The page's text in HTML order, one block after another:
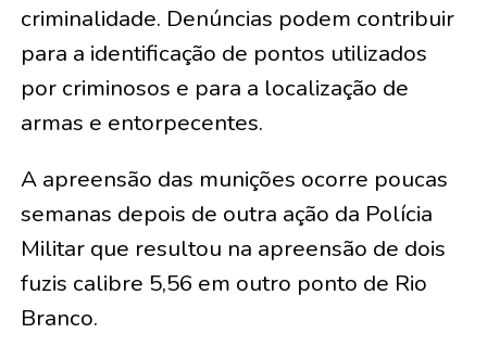
criminalidade. Denúncias podem contribuir
para a identificação de pontos utilizados
por criminosos e para a localização de
armas e entorpecentes.
A apreensão das munições ocorre poucas
semanas depois de outra ação da Polícia
Militar que resultou na apreensão de dois
fuzis calibre 5,56 em outro ponto de Rio
Branco.